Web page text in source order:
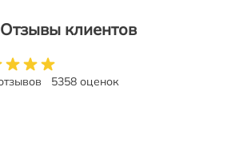
Отзывы клиентов
5358 оценок